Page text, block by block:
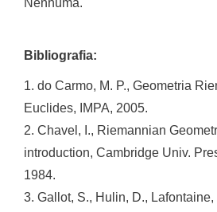
Nenhuma.
Bibliografia:
1. do Carmo, M. P., Geometria
Euclides, IMPA, 2005.
2. Chavel, I., Riemannian
introduction, Cambridge Univ.
1984.
3. Gallot, S., Hulin, D.,